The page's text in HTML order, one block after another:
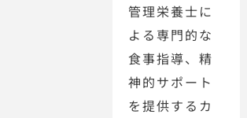
管理栄養士に
よる専門的な
食事指導、精
神的サポート
を提供するカ